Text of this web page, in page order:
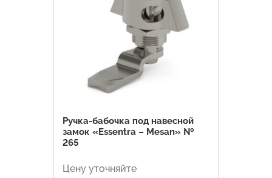
Ручка-бабочка под навесной
замок «Essentra – Mesan» №
265
Цену уточняйте